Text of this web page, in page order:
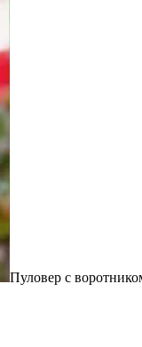
Пуловер с